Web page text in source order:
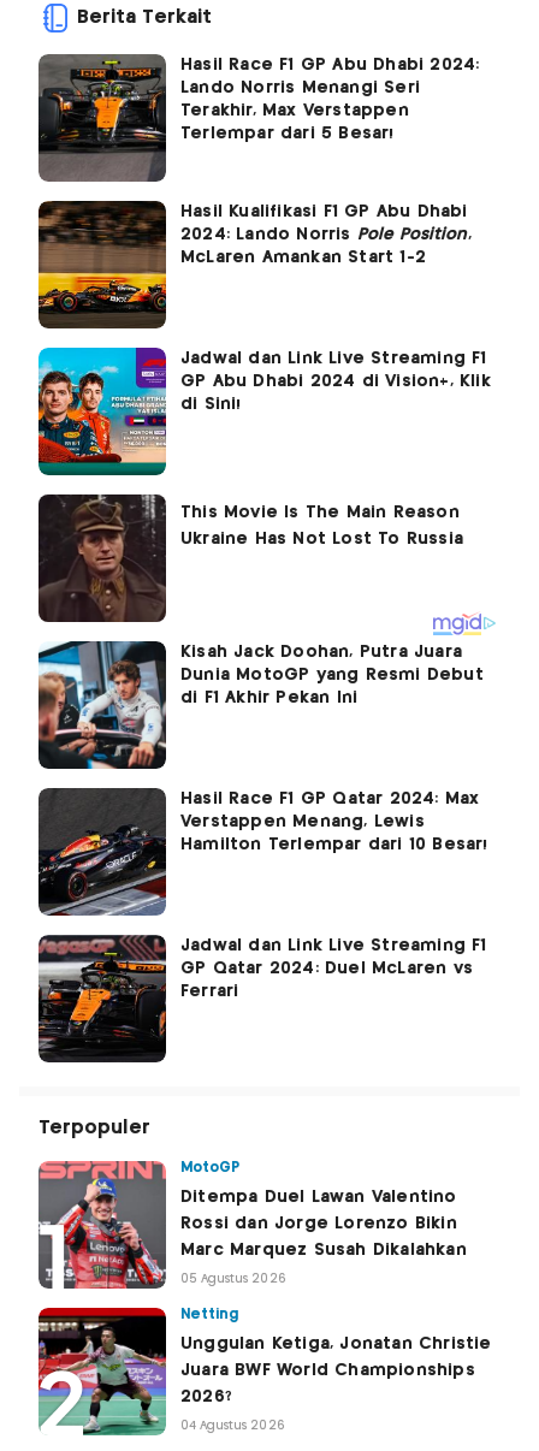
Berita Terkait
Hasil Race F1 GP Abu Dhabi 2024:
Lando Norris Menangi Seri
Terakhir, Max Verstappen
Terlempar dari 5 Besar!
Hasil Kualifikasi F1 GP Abu Dhabi
2024: Lando Norris Pole Position,
McLaren Amankan Start 1-2
Jadwal dan Link Live Streaming F1
GP Abu Dhabi 2024 di Vision+, Klik
di Sini!
Kisah Jack Doohan, Putra Juara
Dunia MotoGP yang Resmi Debut
di F1 Akhir Pekan Ini
Hasil Race F1 GP Qatar 2024: Max
Verstappen Menang, Lewis
Hamilton Terlempar dari 10 Besar!
Jadwal dan Link Live Streaming F1
GP Qatar 2024: Duel McLaren vs
Ferrari
Terpopuler
MotoGP
Ditempa Duel Lawan Valentino
Rossi dan Jorge Lorenzo Bikin
Marc Marquez Susah Dikalahkan
05 Agustus 2026
Netting
Unggulan Ketiga, Jonatan Christie
Juara BWF World Championships
2026?
04 Agustus 2026